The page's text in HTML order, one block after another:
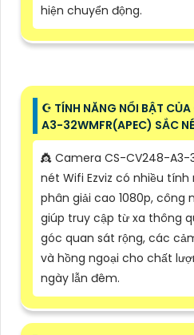
hiện chuyển động.
☪ TÍNH NĂNG NỔI BẬT
A3-32WMFR(APEC) SẮC
👸 Camera CS-CV248-A3-
nét Wifi Ezviz có nhiều
phân giải cao 1080p, công
giúp truy cập từ xa thông
góc quan sát rộng, các
và hồng ngoại cho chất
ngày lẫn đêm.